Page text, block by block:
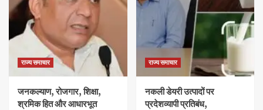
राज्य समाचार
जनकल्याण, रोजगार, शिक्षा,
श्रमिक हित और आधारभूत
राज्य समाचार
नकली डेयरी उत्पादों पर
प्रदेशव्यापी प्रतिबंध,